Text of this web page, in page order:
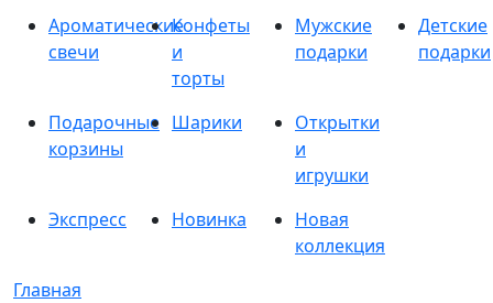
Ароматические
свечи
Конфеты
и
торты
Мужские
подарки
Детские
подарки
Подарочные
корзины
Шарики
Открытки
и
игрушки
Экспресс
Новинка
Новая
коллекция
Главная